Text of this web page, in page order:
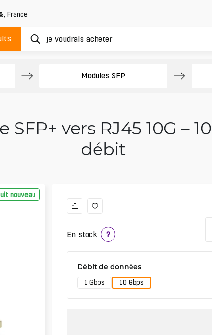
, France
Modules SFP
vers RJ45 10G –
débit
nouveau
En stock ?
Débit de données
1 Gbps 10 Gbps